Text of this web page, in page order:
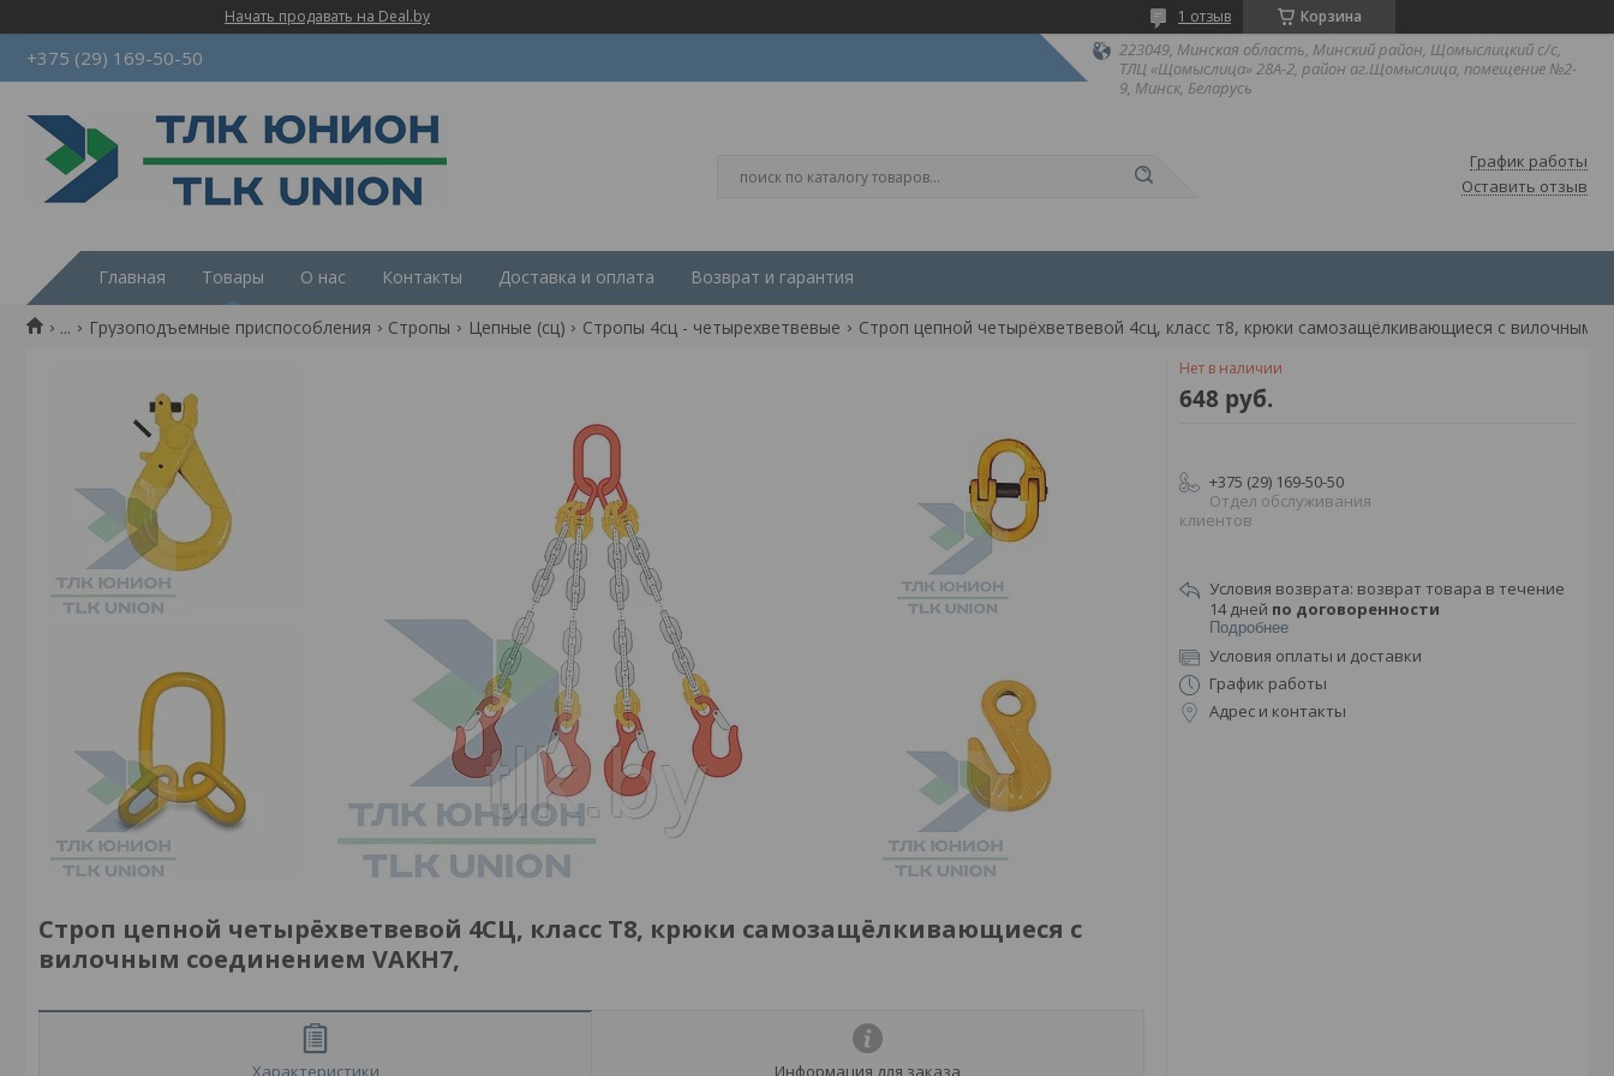
Начать продавать на Deal.by Корзина
1 отзыв
+375 (29) 169-50-50
223049, Минская область, Минский район, Щомыслицкий с/с,
ТЛЦ «Щомыслица» 28А-2, район аг.Щомыслица, помещение №2-
9, Минск, Беларусь
График работы
Оставить отзыв
Главная Товары О нас Контакты Доставка и оплата Возврат и гарантия
... Грузоподъемные приспособления Стропы Цепные (сц) Стропы 4сц - четырехветвевые
Строп цепной четырёхветвевой 4СЦ, класс Т8, крюки самозащёлкивающиеся с
вилочным соединением VAKH7,
Характеристики Информация для заказа
Нет в наличии
648 руб.
+375 (29) 169-50-50
Отдел обслуживания
клиентов
возврат товара в течение
14 дней по договоренности
Подробнее
Условия оплаты и доставки
График работы
Адрес и контакты